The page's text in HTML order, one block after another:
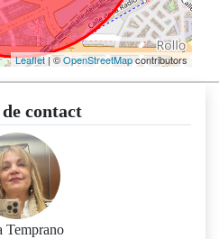
Leaflet| ©OpenStreetMapcontributors
contact
Temprano